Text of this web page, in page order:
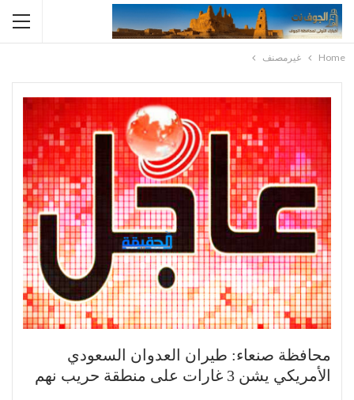
Home غيرمصنف
محافظة صنعاء: طيران العدوان السعودي
الأمريكي يشن 3 غارات على منطقة حريب نهم